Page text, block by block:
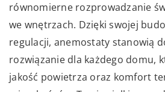
równomierne rozprowadzanie
we wnętrzach. Dzięki swojej
regulacji, anemostaty stanowią
rozwiązanie dla każdego domu,
jakość powietrza oraz komfort